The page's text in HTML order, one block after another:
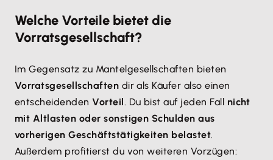
Welche Vorteile bietet die
Vorratsgesellschaft?
Im Gegensatz zu Mantelgesellschaften bieten
Vorratsgesellschaften dir als Käufer also einen
entscheidenden Vorteil. Du bist auf jeden Fall nicht
mit Altlasten oder sonstigen Schulden aus
vorherigen Geschäftstätigkeiten belastet.
Außerdem profitierst du von weiteren Vorzügen: